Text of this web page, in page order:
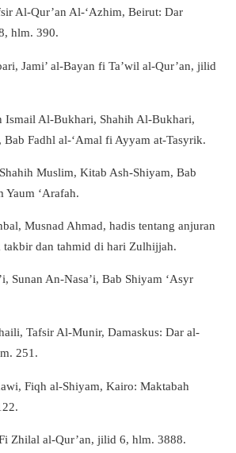
Al-Qur’an Al-‘Azhim, Beirut: Dar
hlm. 390.
Jami’ al-Bayan fi Ta’wil al-Qur’an, jilid
Ismail Al-Bukhari, Shahih Al-Bukhari,
Fadhl al-‘Amal fi Ayyam at-Tasyrik.
Muslim, Kitab Ash-Shiyam, Bab
Yaum ‘Arafah.
Musnad Ahmad, hadis tentang anjuran
takbir dan tahmid di hari Zulhijjah.
Sunan An-Nasa’i, Bab Shiyam ‘Asyr
Tafsir Al-Munir, Damaskus: Dar al-
251.
Fiqh al-Shiyam, Kairo: Maktabah
Zhilal al-Qur’an, jilid 6, hlm. 3888.